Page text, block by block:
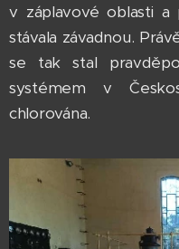
v záplavové oblasti a
stávala závadnou.
se tak stal
systémem v
chlorována.